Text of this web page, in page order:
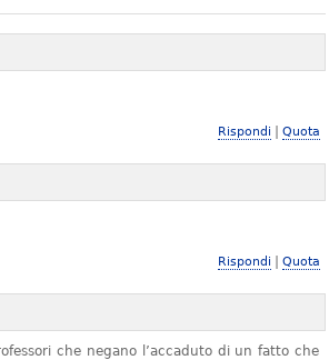
Rispondi Quota
Rispondi Quota
che negano l’accaduto di un fatto che